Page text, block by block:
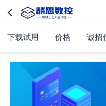

下载试用 价格 诚招